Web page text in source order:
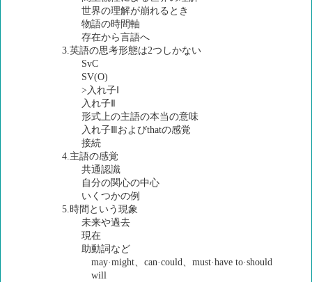
世界の理解が崩れるとき
物語の時間軸
存在から言語へ
3.英語の思考形態は2つしかない
SvC
SV(O)
>入れ子Ⅰ
入れ子Ⅱ
形式上の主語の本当の意味
入れ子Ⅲおよびthatの感覚
接続
4.主語の感覚
共通認識
自分の関心の中心
いくつかの例
5.時間という現象
未来や過去
現在
助動詞など
may·might、can·could、must·have to·should
will